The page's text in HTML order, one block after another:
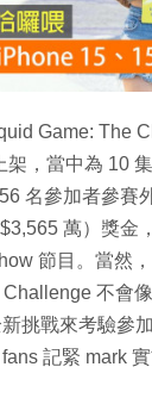
放
影
片
Game: The
架，當中為 10
名參加者參賽
萬）獎金
節目。當然
不會
挑戰來考驗參
記緊 mark 實